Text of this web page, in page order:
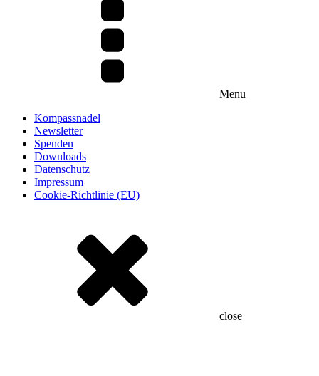
Menu
Kompassnadel
Newsletter
Spenden
Downloads
Datenschutz
Impressum
Cookie-Richtlinie (EU)
close